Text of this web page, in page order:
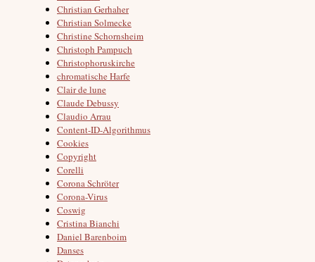
Christian Gerhaher
Christian Solmecke
Christine Schornsheim
Christoph Pampuch
Christophoruskirche
chromatische Harfe
Clair de lune
Claude Debussy
Claudio Arrau
Content-ID-Algorithmus
Cookies
Copyright
Corelli
Corona Schröter
Corona-Virus
Coswig
Cristina Bianchi
Daniel Barenboim
Danses